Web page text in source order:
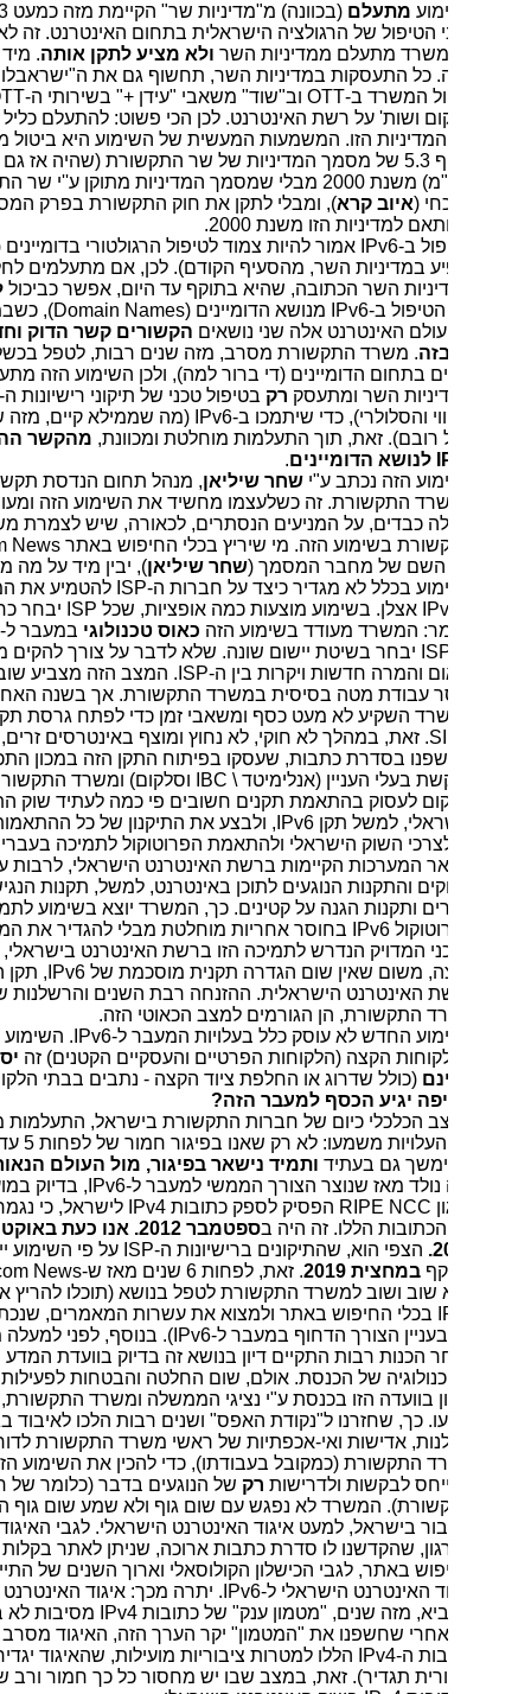
מתעלם
(בכוונה) מ"מדיניות שר" הקיימת מזה כמעט 3 עשורים,
הטיפול של הרגולציה הישראלית בתחום האינטרנט. זה לא מקרי,
מתעלם ממדיניות השרולא מציע לתקן אותה. מיד תבינו
כל התעסקות במדיניות השר, תחשוף גם את ה"ישראבלוף" של
המשרד ב- OTTוב"שוד" משאבי "עידן +" בשירותי ה-OTTשל
ושות' על רשת האינטרנט. לכן הכי פשוט: להתעלם כליל מקיומה
הזו. המשמעות המעשית של השימוע היא ביטול מעשי של
סעיף 5.3 של מסמך המדיניות של שר התקשורת (שהיה אז גם סגן
רוה"מ) משנת 2000 מבלי שמסמך המדיניות מתוקן ע''י שר התקשורת
איוב קרא ), ומבלי לתקן את חוק התקשורת בפרק המספור, פרק
למדיניות הזו משנת 2000.
IPv6אמור להיות צמוד לטיפול הרגולטורי בדומיינים (כך זה
במדיניות השר, מהסעיף הקודם). לכן, אם מתעלמים לחלוטין
השר הכתובה, שהיא בתוקף עד היום, אפשר כביכוללהפריד
IPv6מנושא הדומיינים (Domain Names), כשבמציאות
האינטרנט אלה שני נושאיםהקשורים קשר הדוק וחד-ערכי
. משרד התקשורת מסרב, מזה שנים רבות, לטפל בכשל השוק
בתחום הדומיינים (די ברור למה), ולכן השימוע הזה מתעלם
השר ומתעסקרקבטיפול טכני של תיקוני רישיונות ה-ISP
והסלולרי), כדי שיתמכו ב- IPv6(מה שממילא קיים, מזה שנים,
רובם). זאת, תוך התעלמות מוחלטת ומכוונת,מהקשר ההדוק בין
לנושא הדומיינים .
הזה נכתב ע"ישחר שיליאן, מנהל תחום הנדסת תקשורת (נייח)
התקשורת. זה כשלעצמו מחשיד את השימוע הזה ומעורר סימני
כבדים, על המניעים הנסתרים, לכאורה, שיש לצמרת משרד
בשימוע הזה. מי שיריץ בכלי החיפוש באתרTelecom News
של מחבר המסמך (שחר שיליאן), יבין מיד על מה מדובר.
בכלל לא מגדיר כיצד על חברות ה-ISPלהטמיע את המעבר
אצלן. בשימוע מוצעות כמה אופציות, שכלISPיבחר כרצונו.
המשרד מעודד בשימוע הזהכאוס טכנולוגיבמעבר ל- IPv6, אם
יבחר בשיטת יישום שונה. שלא לדבר על צורך להקים מערכות
והמרה חדשות ויקרות בין ה-ISP. המצב הזה מצביע שוב על
עבודת מטה בסיסית במשרד התקשורת. אך בשנה האחרונה,
השקיע לא מעט כסף ומשאבי זמן כדי לפתח גרסת תקן ישראלי
. זאת, במהלך לא חוקי, לא נחוץ ומוצף באינטרסים זרים, כפי
בסדרת כתבות, שעסקו בפיתוח התקן הזה במכון התכנים,
בעלי העניין (אנלימיטד \IBCוסלקום) ומשרד התקשורת. זאת,
לעסוק בהתאמת תקנים חשובים פי כמה לעתיד שוק התקשורת
למשל תקןIPv6, ולבצע את התיקנון של כל ההתאמות של תקן
השוק הישראלי ולהתאמת הפרוטוקול לתמיכה בעברית ותמיכה
המערכות הקיימות ברשת האינטרנט הישראלי, לרבות עדכון כל
והתקנות הנוגעים לתוכן באינטרנט, למשל, תקנות הנגישות של
ותקנות הגנה על קטינים. כך, המשרד יוצא בשימוע לתמיכה
IPv6בחוסר אחריות מוחלטת מבלי להגדיר את המפרט
המדויק הנדרש לתמיכה הזו ברשת האינטרנט בישראלי, קצה
משום שאין שום הגדרה תקנית מוסכמת שלIPv6, תקן המותאם
האינטרנט הישראלית. ההזנחה רבת השנים והרשלנות של ראשי
התקשורת, הן הגורמים למצב הכאוטי הזה.
החדש לא עוסק כלל בעלויות המעבר ל- IPv6. השימוע מגדיר,
הקצה (הלקוחות הפרטיים והעסקיים הקטנים) זהיסופק
(כולל שדרוג או החלפת ציוד הקצה - נתבים בבתי הלקוחות). אז
יגיע הכסף למעבר הזה?
הכלכלי כיום של חברות התקשורת בישראל, התעלמות מהסעיף
של העלויות משמעו: לא רק שאנו בפיגור חמור של לפחות 5 עד 6 שנים,
גם בעתיד ותמיד נישאר בפיגור, מול העולם הנאור. הפיגור
נולד מאז שנוצר הצורך הממשי למעבר ל-IPv6, בדיוק במועד, שבו
RIPE NCCהפסיק לספק כתובותIPv4לישראל, כי נגמר המלאי
הללו. זה היה ב
ספטמבר 2012. אנו כעת באוקטובר
הצפי הוא, שהתיקונים ברישיונות ה-ISPעל פי השימוע ייכנסו
במחצית 2019 . זאת, לפחות 6 שנים מאז ש-
Telecom News
שוב ושוב למשרד התקשורת לטפל בנושא (תוכלו להריץ את המילה
בכלי החיפוש באתר ולמצוא את עשרות המאמרים, שנכתבו באתר
הצורך הדחוף במעבר ל- IPv6
). בנוסף, לפני למעלה מ-4 שנים
הכנות רבות התקיים דיון בנושא זה בדיוק בוועדת המדע
של הכנסת. אולם, שום החלטה והבטחות לפעילות, שנאמרו
בוועדה הזו בכנסת ע"י נציגי הממשלה ומשרד התקשורת, לא
כך, שחזרנו ל"נקודת האפס" ושנים רבות הלכו לאיבוד בגלל
אדישות ואי-אכפתיות של ראשי משרד התקשורת לדורותיהם.
התקשורת (כמקובל בעבודתו), כדי להכין את השימוע הזה,
לבקשות ולדרישותרקשל הנוגעים בדבר (כלומר של חברות
המשרד לא נפגש עם שום גוף ולא שמע שום גוף המייצג את
בישראל, למעט איגוד האינטרנט הישראלי. לגבי האיגוד, מדובר
שהקדשנו לו סדרת כתבות ארוכה, שניתן לאתר בקלות בכלי
באתר, לגבי הכישלון הקולוסאלי וארוך השנים של התייחסות
האינטרנט הישראלי ל-IPv6. יתרה מכך: איגוד האינטרנט הישראלי
מזה שנים, "מטמון ענק" של כתובותIPv4מסיבות לא ברורות.
שחשפנו את "המטמון" יקר הערך הזה, האיגוד מסרב לנפק את
IPv4הללו למטרות ציבוריות מועילות, שהאיגוד יגדיר (או ועדה
תגדיר). זאת, במצב שבו יש מחסור כל כך חמור ורב שנים